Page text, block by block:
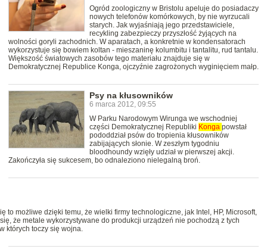
Ogród zoologiczny w Bristolu apeluje do posiadaczy
nowych telefonów komórkowych, by nie wyrzucali
starych. Jak wyjaśniają jego przedstawiciele,
recykling zabezpieczy przyszłość żyjących na
wolności goryli zachodnich. W aparatach, a konkretnie w kondensatorach
wykorzystuje się bowiem koltan - mieszaninę kolumbitu i tantalitu, rud tantalu.
Większość światowych zasobów tego materiału znajduje się w
Demokratycznej Republice Konga, ojczyźnie zagrożonych wyginięciem małp.
Psy na kłusowników
6 marca 2012, 09:55
W Parku Narodowym Wirunga we wschodniej
części Demokratycznej Republiki Konga powstał
pododdział psów do tropienia kłusowników
zabijających słonie. W zeszłym tygodniu
bloodhoundy wzięły udział w pierwszej akcji.
Zakończyła się sukcesem, bo odnaleziono nielegalną broń.
to możliwe dzięki temu, że wielki firmy technologiczne, jak Intel, HP, Microsoft,
że metale wykorzystywane do produkcji urządzeń nie pochodzą z tych
których toczy się wojna.